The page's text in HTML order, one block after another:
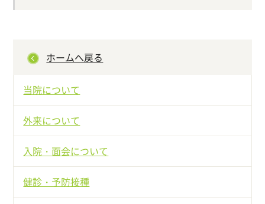
ホームへ戻る
当院について
外来について
入院・面会について
健診・予防接種